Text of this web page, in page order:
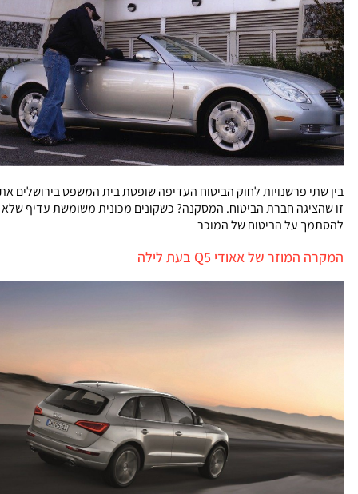
בין שתי פרשנויות לחוק הביטוח העדיפה שופטת בית המשפט בירושלים את
זו שהציגה חברת הביטוח. המסקנה? כשקונים מכונית משומשת עדיף שלא
להסתמך על הביטוח של המוכר
המקרה המוזר של אאודי Q5 בעת לילה